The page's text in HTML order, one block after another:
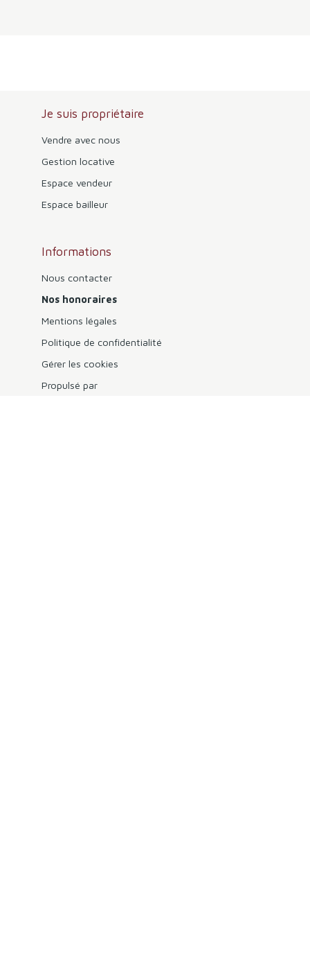
Je suis propriétaire
Vendre avec nous
Gestion locative
Espace vendeur
Espace bailleur
Informations
Nous contacter
Nos honoraires
Mentions légales
Politique de confidentialité
Gérer les cookies
Propulsé par